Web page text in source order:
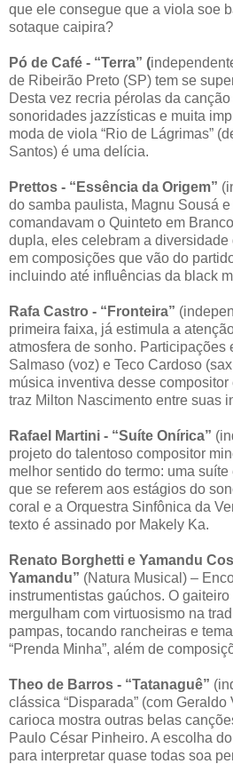
que ele consegue que a viola soe
sotaque caipira?
Pó de Café - “Terra” (
de Ribeirão Preto (SP) tem se
Desta vez recria pérolas da
sonoridades jazzísticas e muita
moda de viola “Rio de Lágrimas”
Santos) é uma delícia.
Prettos - “Essência da Origem”
do samba paulista, Magnu Sousá
comandavam o Quinteto em
dupla, eles celebram a
em composições que vão do
incluindo até influências da black
Rafa Castro - “Fronteira”
primeira faixa, já estimula a
atmosfera de sonho. Participações
Salmaso (voz) e Teco Cardoso
música inventiva desse
traz Milton Nascimento entre suas
Rafael Martini - “Suíte Onírica”
projeto do talentoso compositor
melhor sentido do termo: uma
que se referem aos estágios do
coral e a Orquestra Sinfônica da
texto é assinado por Makely Ka.
Renato Borghetti e Yamandu
Yamandu” (Natura Musical) –
instrumentistas gaúchos. O
mergulham com virtuosismo na
pampas, tocando rancheiras e
“Prenda Minha”, além de
Theo de Barros - “Tatanaguê”
clássica “Disparada” (com
carioca mostra outras belas
Paulo César Pinheiro. A escolha
para interpretar quase todas soa